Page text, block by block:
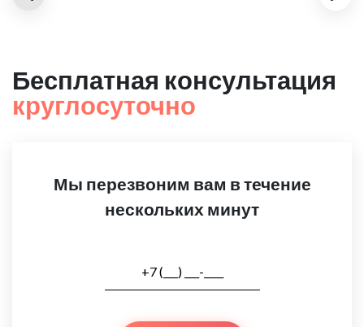
Бесплатная консультация
круглосуточно
Мы перезвоним вам в течение
нескольких минут